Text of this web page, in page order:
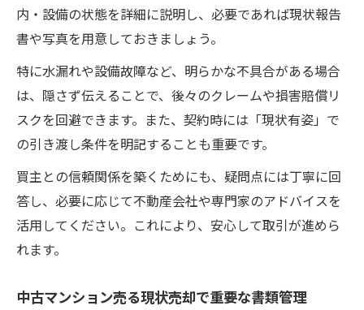
内・設備の状態を詳細に説明し、必要であれば現状報告
書や写真を用意しておきましょう。
特に水漏れや設備故障など、明らかな不具合がある場合
は、隠さず伝えることで、後々のクレームや損害賠償リ
スクを回避できます。また、契約時には「現状有姿」で
の引き渡し条件を明記することも重要です。
買主との信頼関係を築くためにも、疑問点には丁寧に回
答し、必要に応じて不動産会社や専門家のアドバイスを
活用してください。これにより、安心して取引が進めら
れます。
中古マンション売る現状売却で重要な書類管理